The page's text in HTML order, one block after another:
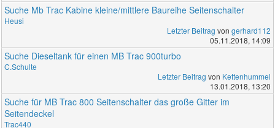
Suche Mb Trac Kabine kleine/mittlere Baureihe Seitenschalter
Heusi
Letzter Beitrag von gerhard112
05.11.2018, 14:09
Suche Dieseltank für einen MB Trac 900turbo
C.Schulte
Letzter Beitrag von Kettenhummel
13.01.2018, 13:20
Suche für MB Trac 800 Seitenschalter das große Gitter im
Seitendeckel
Trac440